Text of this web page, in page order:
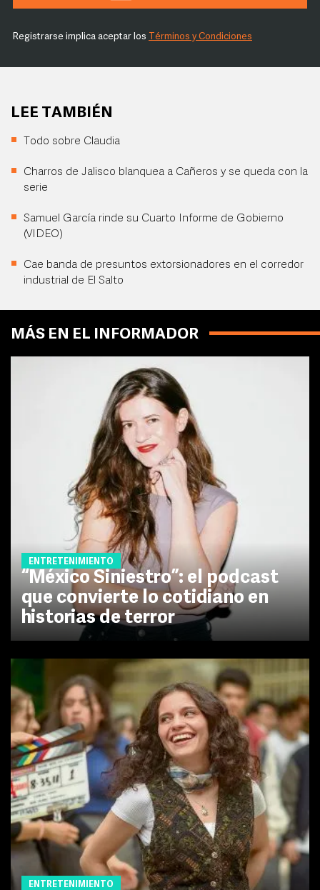
Registrarse implica aceptar los Términos y Condiciones
LEE TAMBIÉN
Todo sobre Claudia
Charros de Jalisco blanquea a Cañeros y se queda con la
serie
Samuel García rinde su Cuarto Informe de Gobierno
(VIDEO)
Cae banda de presuntos extorsionadores en el corredor
industrial de El Salto
MÁS EN EL INFORMADOR
ENTRETENIMIENTO
“México Siniestro”: el podcast
que convierte lo cotidiano en
historias de terror
ENTRETENIMIENTO